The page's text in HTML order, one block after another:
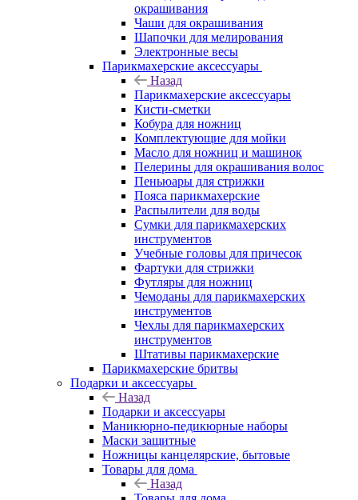
окрашивания
Чаши для окрашивания
Шапочки для мелирования
Электронные весы
Парикмахерские аксессуары
Назад
Парикмахерские аксессуары
Кисти-сметки
Кобура для ножниц
Комплектующие для мойки
Масло для ножниц и машинок
Пелерины для окрашивания волос
Пеньюары для стрижки
Пояса парикмахерские
Распылители для воды
Сумки для парикмахерских
инструментов
Учебные головы для причесок
Фартуки для стрижки
Футляры для ножниц
Чемоданы для парикмахерских
инструментов
Чехлы для парикмахерских
инструментов
Штативы парикмахерские
Парикмахерские бритвы
Подарки и аксессуары
Назад
Подарки и аксессуары
Маникюрно-педикюрные наборы
Маски защитные
Ножницы канцелярские, бытовые
Товары для дома
Назад